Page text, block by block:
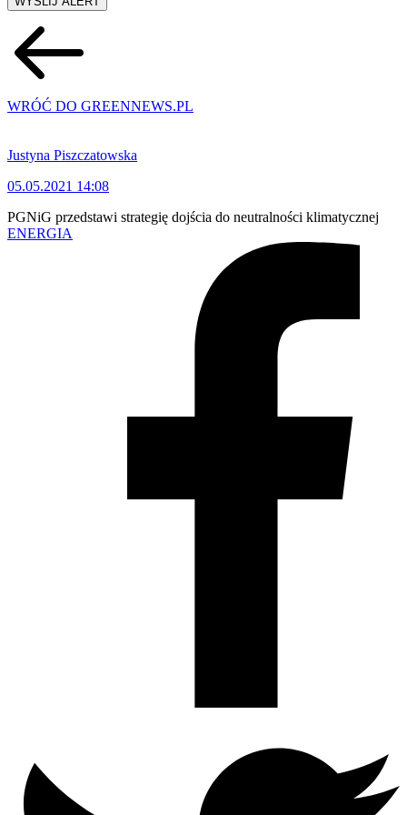
WRÓĆ DO GREENNEWS.PL
Justyna Piszczatowska
05.05.2021 14:08
PGNiG przedstawi strategię dojścia do neutralności klimatycznej
ENERGIA